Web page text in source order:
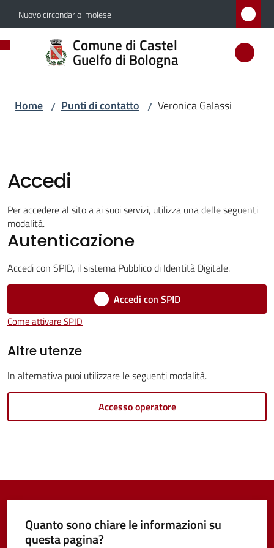
Vai al contenuto
Vai alla navigazione
Vai al footer
Nuovo circondario imolese
Comune di Castel
Guelfo di Bologna
Comune
di
di
Amministrazione
Novità
Castel
Guelfo
online
Home / Punti di contatto / Veronica Galassi
Accedi
Per accedere al sito a ai suoi servizi, utilizza una delle seguenti
modalità.
Autenticazione
Accedi con SPID, il sistema Pubblico di Identità Digitale.
Accedi con SPID
Come attivare SPID
Altre utenze
In alternativa puoi utilizzare le seguenti modalità.
Accesso operatore
Quanto sono chiare le informazioni su
questa pagina?